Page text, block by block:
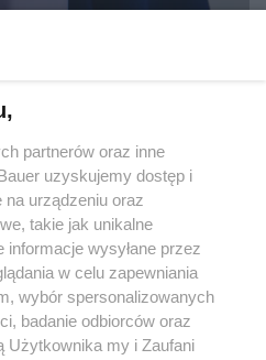
partnerów oraz inne
uzyskujemy dostęp i
urządzeniu oraz
takie jak unikalne
informacje wysyłane przez
w celu zapewniania
wybór spersonalizowanych
badanie odbiorców oraz
Użytkownika my i Zaufani